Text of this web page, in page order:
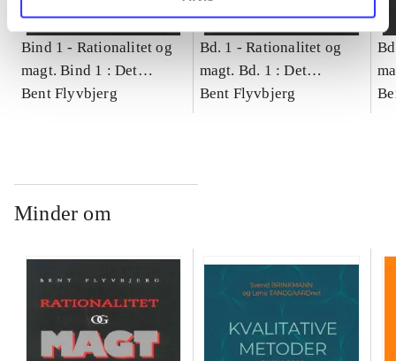
Bind 1 - Rationalitet og
magt. Bind 1 : Det
konkretes videnskab
Bent Flyvbjerg
Bd. 1 -Rationalitet og
magt. Bd. 1 : Det
konkretes videnskab
Bent Flyvbjerg
Minder om